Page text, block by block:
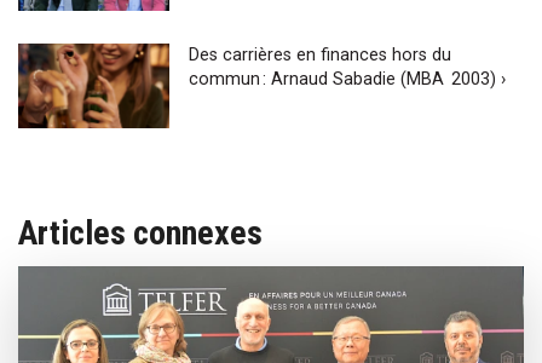
Des carrières en finances hors du
commun : Arnaud Sabadie (MBA 2003) ›
Articles connexes